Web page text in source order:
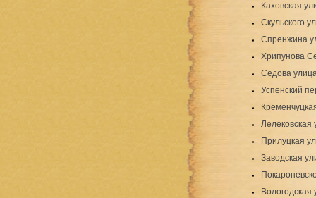
Каховская
Скульского
Спренжина
Хрипунова
Седова
Успенский
Лелековская
Прилуцкая
Заводская
Вологодская